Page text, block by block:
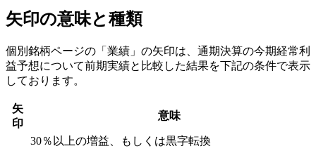
矢印の意味と種類
個別銘柄ページの「業績」の矢印は、通期決算の今期経常利
益予想について前期実績と比較した結果を下記の条件で表示
しております。
矢
印
意味
30％以上の増益、もしくは黒字転換